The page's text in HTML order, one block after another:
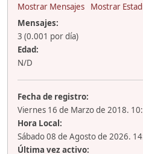
Mostrar Mensajes
Mostrar
Mensajes:
3 (0.001 por día)
Edad:
N/D
Fecha de registro:
Viernes 16 de Marzo de 2018.
Hora Local:
Sábado 08 de Agosto de 2026.
Última vez activo: